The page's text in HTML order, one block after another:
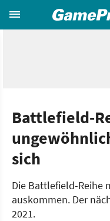
Battlefield-
sich
Die Battlefield-Reihe
auskommen. Der
2021.